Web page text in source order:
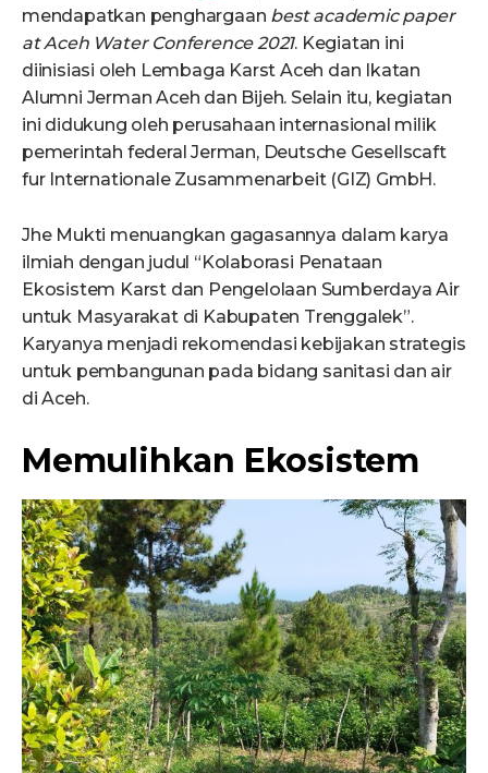
mendapatkan penghargaan best academic paper
at Aceh Water Conference 2021. Kegiatan ini
diinisiasi oleh Lembaga Karst Aceh dan Ikatan
Alumni Jerman Aceh dan Bijeh. Selain itu, kegiatan
ini didukung oleh perusahaan internasional milik
pemerintah federal Jerman, Deutsche Gesellscaft
fur Internationale Zusammenarbeit (GIZ) GmbH.
Jhe Mukti menuangkan gagasannya dalam karya
ilmiah dengan judul “Kolaborasi Penataan
Ekosistem Karst dan Pengelolaan Sumberdaya Air
untuk Masyarakat di Kabupaten Trenggalek”.
Karyanya menjadi rekomendasi kebijakan strategis
untuk pembangunan pada bidang sanitasi dan air
di Aceh.
Memulihkan Ekosistem